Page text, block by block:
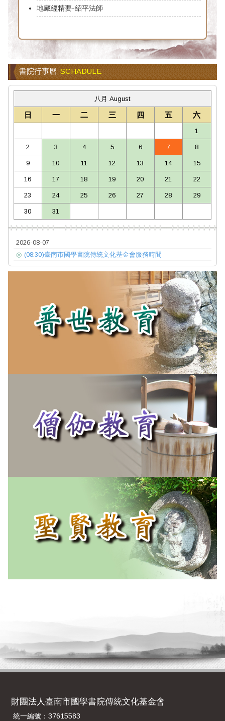
地藏經精要-紹平法師
書院行事曆 SCHADULE
八月 August
日 一 二 三 四 五 六
1
2 3 4 5 6 7 8
9 10 11 12 13 14 15
16 17 18 19 20 21 22
23 24 25 26 27 28 29
30 31
2026-08-07
◎ (08:30)臺南市國學書院傳統文化基金會服務時間
財團法人臺南市國學書院傳統文化基金會
統一編號：37615583